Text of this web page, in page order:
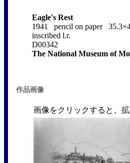
Eagle's Rest
1941 pencil on paper
inscribed l.r.
D00342
The National Museum of
作品画像
画像をクリックすると、